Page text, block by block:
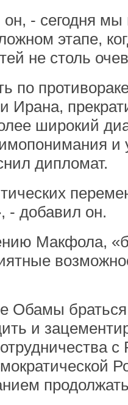
- сегодня
этапе,
не столь
по
Ирана,
широкий
и
дипломат.
- добавил он.
Макфола,
Обамы
и